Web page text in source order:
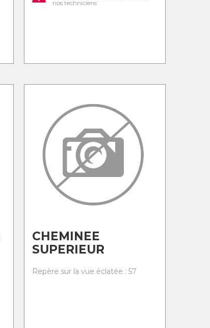
nos techniciens
CHEMINEE
SUPERIEUR
Repère sur la vue éclatée : 57